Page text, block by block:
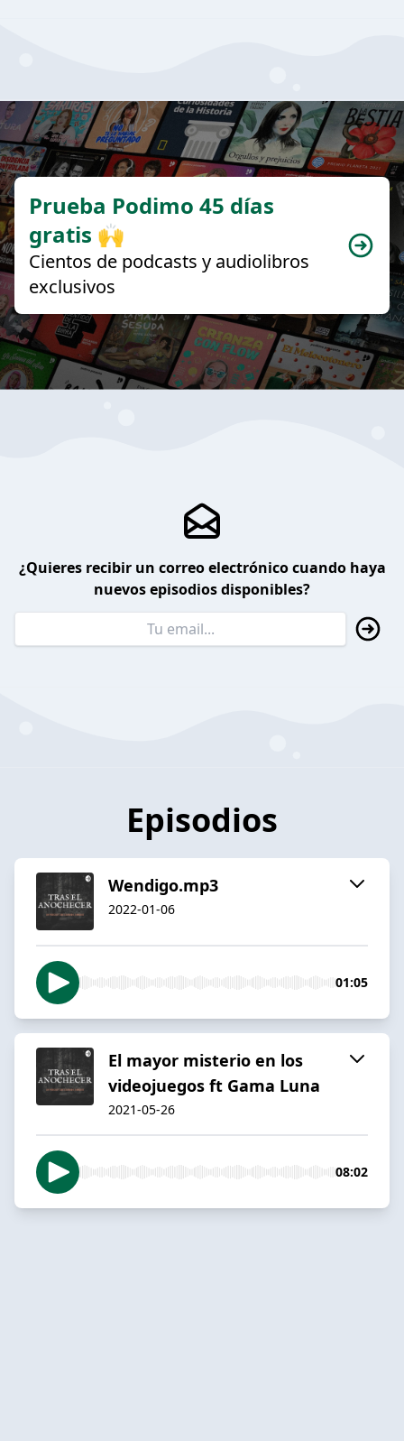
Prueba Podimo 45 días
gratis 🙌
Cientos de podcasts y audiolibros
exclusivos
¿Quieres recibir un correo electrónico cuando haya
nuevos episodios disponibles?
Episodios
Wendigo.mp3
2022-01-06
01:05
El mayor misterio en los
videojuegos ft Gama Luna
2021-05-26
08:02